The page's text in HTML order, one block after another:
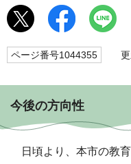
ページ番号1044355 更
今後の方向性
日頃より、本市の教育